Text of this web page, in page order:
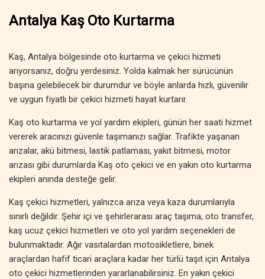
Antalya Kaş Oto Kurtarma
Kaş, Antalya bölgesinde oto kurtarma ve çekici hizmeti
arıyorsanız, doğru yerdesiniz. Yolda kalmak her sürücünün
başına gelebilecek bir durumdur ve böyle anlarda hızlı, güvenilir
ve uygun fiyatlı bir çekici hizmeti hayat kurtarır.
Kaş oto kurtarma ve yol yardım ekipleri, günün her saati hizmet
vererek aracınızı güvenle taşımanızı sağlar. Trafikte yaşanan
arızalar, akü bitmesi, lastik patlaması, yakıt bitmesi, motor
arızası gibi durumlarda Kaş oto çekici ve en yakın oto kurtarma
ekipleri anında desteğe gelir.
Kaş çekici hizmetleri, yalnızca arıza veya kaza durumlarıyla
sınırlı değildir. Şehir içi ve şehirlerarası araç taşıma, oto transfer,
kaş ucuz çekici hizmetleri ve oto yol yardım seçenekleri de
bulunmaktadır. Ağır vasıtalardan motosikletlere, binek
araçlardan hafif ticari araçlara kadar her türlü taşıt için Antalya
oto çekici hizmetlerinden yararlanabilirsiniz. En yakın çekici